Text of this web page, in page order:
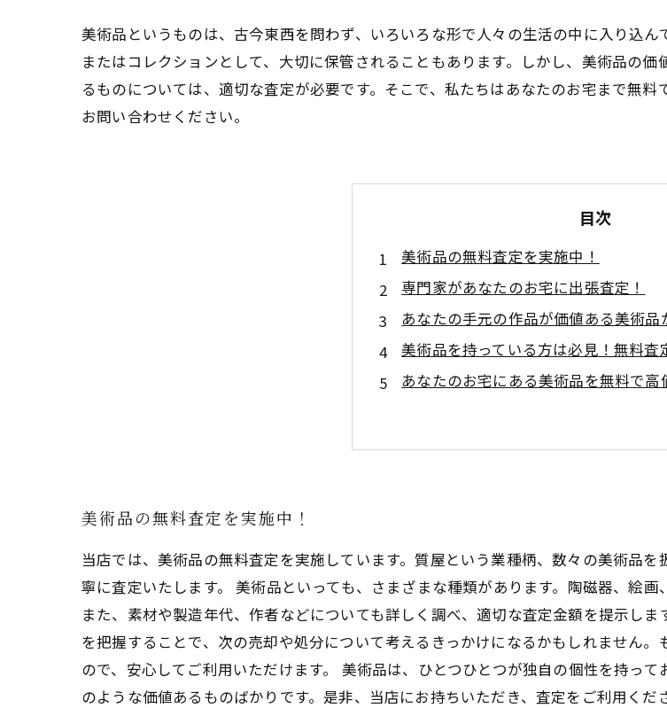
美術品というものは、古今東西を問わず、いろいろな形で人々の生活の中に入り込ん
またはコレクションとして、大切に保管されることもあります。しかし、美術品の
るものについては、適切な査定が必要です。そこで、私たちはあなたのお宅まで無
お問い合わせください。
目次
美術品の無料査定を実施中！
専門家があなたのお宅に出張査定！
あなたの手元の作品が価値ある美術品
美術品を持っている方は必見！無料査
あなたのお宅にある美術品を無料で高
美術品の無料査定を実施中！
当店では、美術品の無料査定を実施しています。質屋という業種柄、数々の美術品
寧に査定いたします。 美術品といっても、さまざまな種類があります。陶磁器、絵
また、素材や製造年代、作者などについても詳しく調べ、適切な査定金額を提示し
を把握することで、次の売却や処分について考えるきっかけになるかもしれません
ので、安心してご利用いただけます。 美術品は、ひとつひとつが独自の個性を持っ
のような価値あるものばかりです。是非、当店にお持ちいただき、査定をご利用くだ